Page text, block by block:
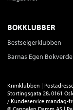
BOKKLUBBER
Bestselgerklubben
Barnas Egen
Krimklubben |
Stortingsgata 28, 0161
/ Kundeservice mandag-